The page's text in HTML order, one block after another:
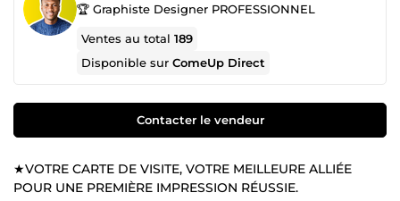
🏆 Graphiste Designer PROFESSIONNEL
Ventes au total189
Disponible surComeUp Direct
Contacter le vendeur
★VOTRE CARTE DE VISITE, VOTRE MEILLEURE ALLIÉE
POUR UNE PREMIÈRE IMPRESSION RÉUSSIE.